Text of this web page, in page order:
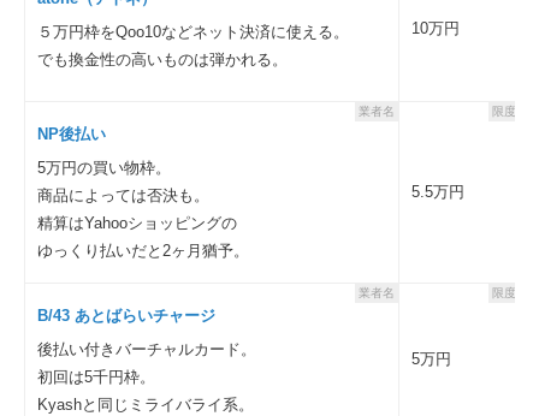
５万円枠をQoo10などネット決済に使える。
でも換金性の高いものは弾かれる。
10万円
NP後払い
5万円の買い物枠。
商品によっては否決も。
精算はYahooショッピングの
ゆっくり払いだと2ヶ月猶予。
業者名
5.5万円
限度額
B/43 あとばらいチャージ
後払い付きバーチャルカード。
初回は5千円枠。
Kyashと同じミライバライ系。
業者名
5万円
限度額